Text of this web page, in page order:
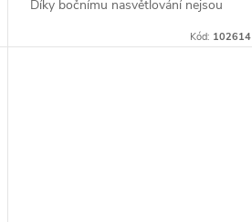
Díky bočnímu nasvětlování nejsou
viditelné a lze použít i ultratenký
Kód: 102614